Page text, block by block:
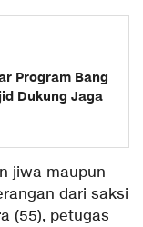
Program Bang
Dukung Jaga
jiwa maupun
dari saksi
(55), petugas